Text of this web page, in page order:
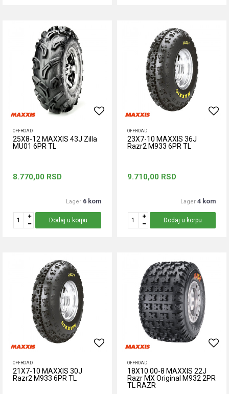
OFFROAD
25X8-12 MAXXIS 43J Zilla
MU01 6PR TL
8.770,00 RSD
Lager 6 kom
Dodaj u korpu
OFFROAD
23X7-10 MAXXIS 36J
Razr2 M933 6PR TL
9.710,00 RSD
Lager 4 kom
Dodaj u korpu
OFFROAD
21X7-10 MAXXIS 30J
Razr2 M933 6PR TL
OFFROAD
18X10.00-8 MAXXIS 22J
Razr MX Original M932 2PR
TL RAZR